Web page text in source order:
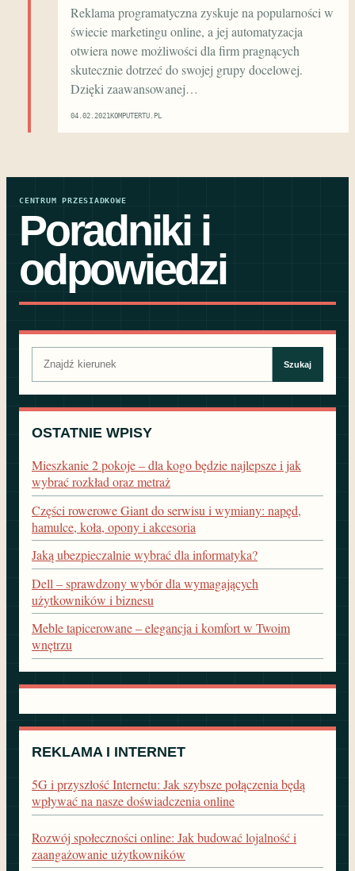
Reklama programatyczna zyskuje na popularności w
świecie marketingu online, a jej automatyzacja
otwiera nowe możliwości dla firm pragnących
skutecznie dotrzeć do swojej grupy docelowej.
Dzięki zaawansowanej…
04.02.2021KOMPUTERTU.PL
CENTRUM PRZESIADKOWE
Poradniki i
odpowiedzi
Szukaj:
Szukaj
OSTATNIE WPISY
Mieszkanie 2 pokoje – dla kogo będzie najlepsze i jak
wybrać rozkład oraz metraż
Części rowerowe Giant do serwisu i wymiany: napęd,
hamulce, koła, opony i akcesoria
Jaką ubezpieczalnie wybrać dla informatyka?
Dell – sprawdzony wybór dla wymagających
użytkowników i biznesu
Meble tapicerowane – elegancja i komfort w Twoim
wnętrzu
REKLAMA I INTERNET
5G i przyszłość Internetu: Jak szybsze połączenia będą
wpływać na nasze doświadczenia online
Rozwój społeczności online: Jak budować lojalność i
zaangażowanie użytkowników